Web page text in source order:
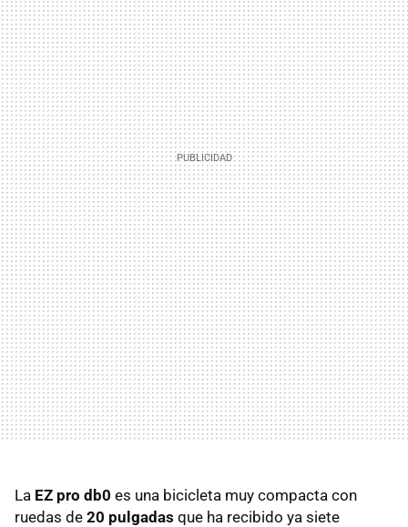
La EZ pro db0 es una bicicleta muy compacta con
ruedas de 20 pulgadas que ha recibido ya siete